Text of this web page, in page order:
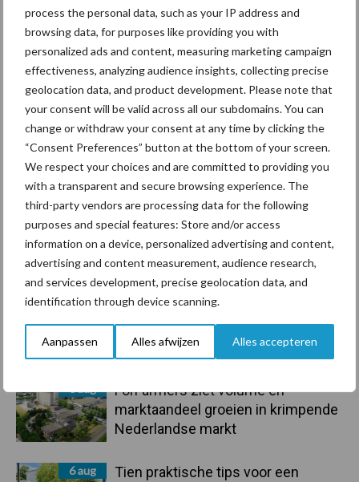
process the personal data, such as your IP address and
browsing data, for purposes like providing you with
personalized ads and content, measuring marketing campaign
effectiveness, analyzing audience insights, collecting precise
geolocation data, and product development. Please note that
your consent will be valid across all our subdomains. You can
change or withdraw your consent at any time by clicking the
“Consent Preferences” button at the bottom of your screen.
We respect your choices and are committed to providing you
with a transparent and secure browsing experience. The
third-party vendors are processing data for the following
purposes and special features: Store and/or access
information on a device, personalized advertising and content,
advertising and content measurement, audience research,
and services development, precise geolocation data, and
identification through device scanning.
Aanpassen Alles afwijzen Alles accepteren
Primaire
Sidebar
Recent nieuws Partner nieuws
7 aug
Grondstoffenmarkt blijft grillig:
droogte en geopolitiek houden
handel in de greep
7 aug
De speenhuid: een vaak
onderschatte risicofactor voor
mastitis
ForFarmers ziet volume en
marktaandeel groeien in krimpende
Nederlandse markt
6 aug
Tien praktische tips voor een
Mastitis Hittestress
Toon meer